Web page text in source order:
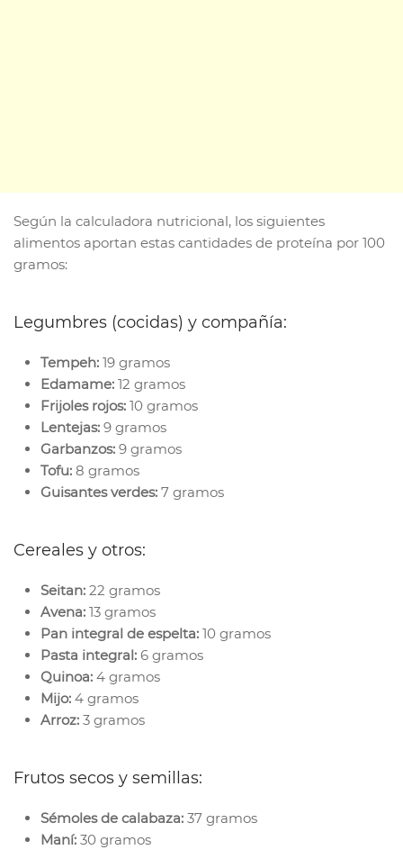
Según la calculadora nutricional, los siguientes
alimentos aportan estas cantidades de proteína por 100
gramos:
Legumbres (cocidas) y compañía:
Tempeh: 19 gramos
Edamame: 12 gramos
Frijoles rojos: 10 gramos
Lentejas: 9 gramos
Garbanzos: 9 gramos
Tofu: 8 gramos
Guisantes verdes: 7 gramos
Cereales y otros:
Seitan: 22 gramos
Avena: 13 gramos
Pan integral de espelta: 10 gramos
Pasta integral: 6 gramos
Quinoa: 4 gramos
Mijo: 4 gramos
Arroz: 3 gramos
Frutos secos y semillas:
Sémoles de calabaza: 37 gramos
Maní: 30 gramos